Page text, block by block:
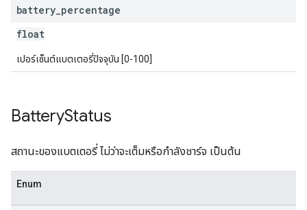
battery percentage
float
เปอร์เซ็นต์แบตเตอรี่ปัจจุบัน [0-100]
BatteryStatus
สถานะของแบตเตอรี่ ไม่ว่าจะเต็มหรือกำลังชาร์จ เป็นต้น
Enum